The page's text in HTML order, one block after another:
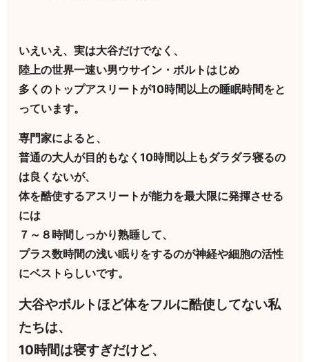
いえいえ、実は大谷だけでなく、
陸上の世界一速い男ウサイン・ボルトはじめ
多くのトップアスリートが10時間以上の睡眠時間をと
っています。
専門家によると、
普通の大人が目的もなく10時間以上もダラダラ寝るの
は良くないが、
体を酷使するアスリートが能力を最大限に発揮させる
には
７～８時間しっかり熟睡して、
プラス数時間の浅い眠りをするのが神経や細胞の活性
にベストらしいです。
大谷やボルトほど体をフルに酷使してない私
たちは、
10時間は寝すぎだけど、